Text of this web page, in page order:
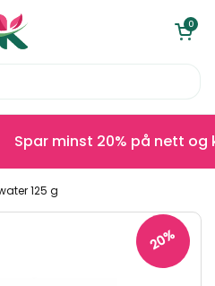
Åpen0
Spar minst 20% på nett og
125 g
20%